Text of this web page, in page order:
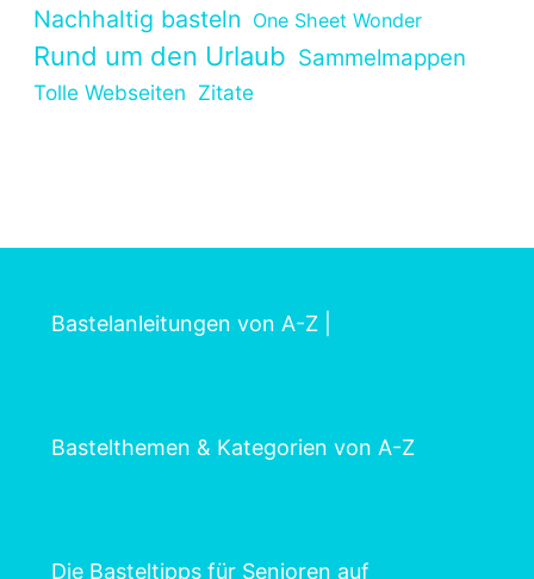
Nachhaltig basteln One Sheet Wonder
Rund um den Urlaub Sammelmappen
Tolle Webseiten Zitate
Bastelanleitungen von A-Z
Bastelthemen & Kategorien von A-Z
Die Basteltipps für Senioren auf